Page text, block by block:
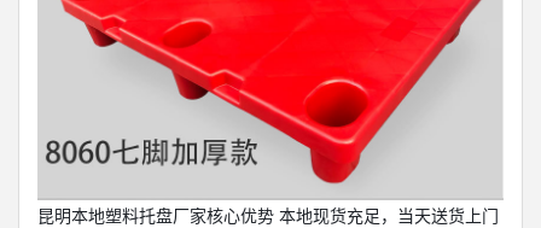
昆明本地塑料托盘厂家核心优势 本地现货充足，当天送货上门